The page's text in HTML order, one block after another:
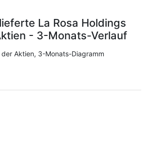
La Rosa Holdings
- 3-Monats-Verlauf
der Aktien, 3-Monats-Diagramm